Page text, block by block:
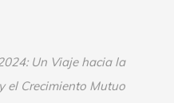
Un Viaje hacia la
el Crecimiento Mutuo